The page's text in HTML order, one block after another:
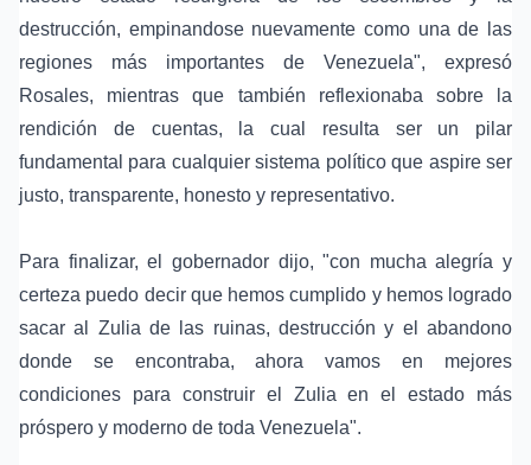
destrucción, empinandose nuevamente como una de las
regiones más importantes de Venezuela", expresó
Rosales, mientras que también reflexionaba sobre la
rendición de cuentas, la cual resulta ser un pilar
fundamental para cualquier sistema político que aspire ser
justo, transparente, honesto y representativo.
Para finalizar, el gobernador dijo, "con mucha alegría y
certeza puedo decir que hemos cumplido y hemos logrado
sacar al Zulia de las ruinas, destrucción y el abandono
donde se encontraba, ahora vamos en mejores
condiciones para construir el Zulia en el estado más
próspero y moderno de toda Venezuela".